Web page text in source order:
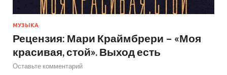
МУЗЫКА
Рецензия: Мари Краймбрери – «Моя
красивая, стой». Выход есть
Оставьте комментарий